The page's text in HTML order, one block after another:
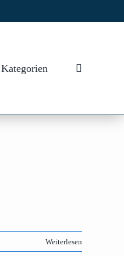
Kategorien
Weiterlesen